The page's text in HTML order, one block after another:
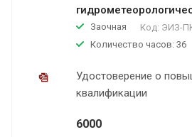
Заочная Код: ЭИЗ-
Количество часов: 36
Удостоверение о
квалификации
6000